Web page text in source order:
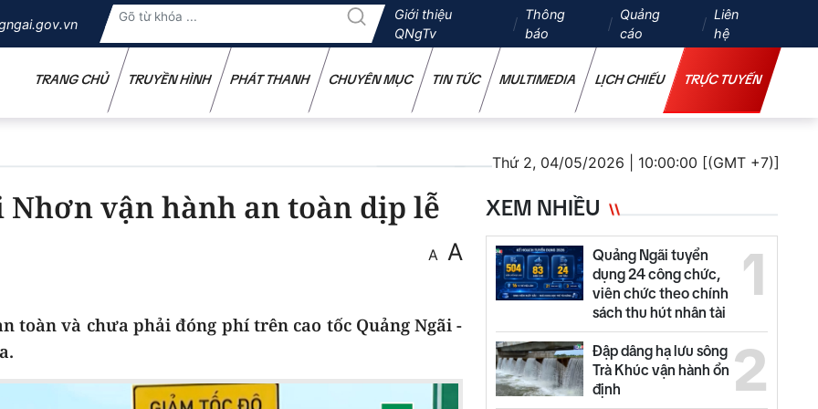
Giới thiệu
QNgTv
Thông
báo
Quảng
cáo
Liên
hệ
TRANG CHỦ TRUYỀN HÌNH PHÁT THANH CHUYÊN MỤC TIN TỨC MULTIMEDIA LỊCH CHIẾU TRỰC TUYẾN
Thứ 2, 04/05/2026 | 10:00:00 [(GMT +7)]
Nhơn vận hành an toàn dịp lễ
A A
và chưa phải đóng phí trên cao tốc Quảng Ngãi -
XEM NHIỀU
1
Quảng Ngãi tuyển
dụng 24 công chức,
viên chức theo chính
sách thu hút nhân tài
2
Đập dâng hạ lưu sông
Trà Khúc vận hành ổn
định